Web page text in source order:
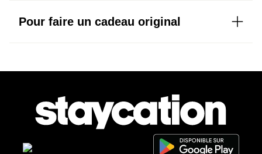
Pour faire un cadeau original